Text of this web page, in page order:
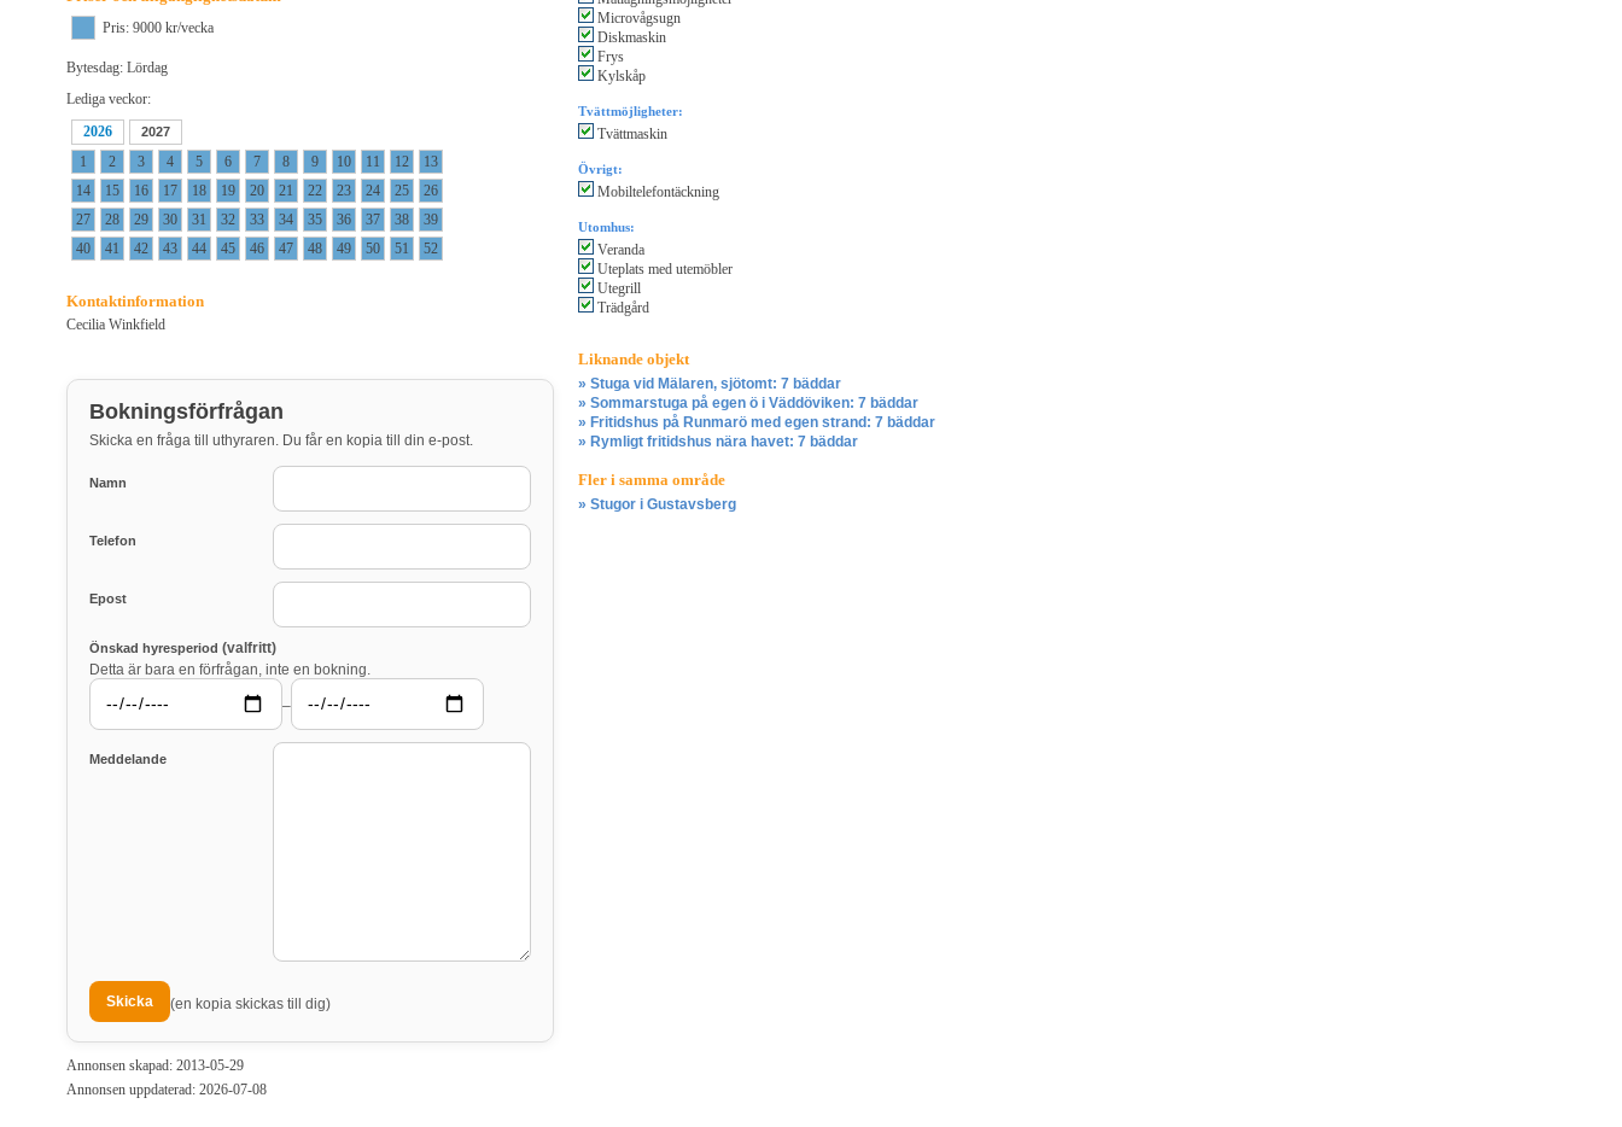
Pris: 9000 kr/vecka
Bytesdag: Lördag
Lediga veckor:
2026
2027
1 2 3 4 5 6 7 8 9 10 11 12
13
14
15 16 17 18 19 20 21 22 23 24 25
26
27
28 29 30 31 32 33 34 35 36 37 38
39
40
41 42 43 44 45 46 47 48 49 50 51 52
Kontaktinformation
Cecilia Winkfield
Bokningsförfrågan
Skicka en fråga till uthyraren. Du får en kopia till din e-post.
Namn
Telefon
Epost
Önskad hyresperiod (valfritt)
Detta är bara en förfrågan, inte en bokning.
–
Meddelande
(en kopia skickas till dig)
Microvågsugn
Diskmaskin
Frys
Kylskåp
Tvättmöjligheter:
Tvättmaskin
Övrigt:
Mobiltelefontäckning
Utomhus:
Veranda
Uteplats med utemöbler
Utegrill
Trädgård
Liknande objekt
» Stuga vid Mälaren, sjötomt: 7 bäddar
» Sommarstuga på egen ö i Väddöviken: 7 bäddar
» Fritidshus på Runmarö med egen strand: 7 bäddar
» Rymligt fritidshus nära havet: 7 bäddar
Fler i samma område
» Stugor i Gustavsberg
Annonsen skapad: 2013-05-29
Annonsen uppdaterad: 2026-07-08